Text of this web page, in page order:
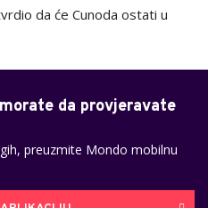
da će Cunoda ostati u
da provjeravate
preuzmite Mondo mobilnu